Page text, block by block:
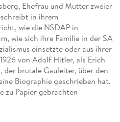
Ehefrau und Mutter zweier
in ihrem
wie die NSDAP in
wie sich ihre Familie in der SA
einsetzte oder aus ihrer
von Adolf Hitler, als Erich
der brutale Gauleiter, über den
Biographie geschrieben hat.
zu Papier gebrachten